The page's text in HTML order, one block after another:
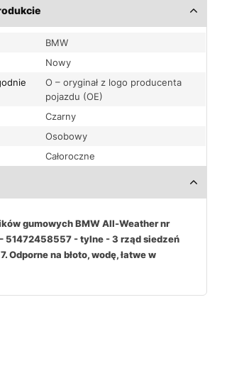
BMW
Nowy
O – oryginał z logo producenta
pojazdu (OE)
Czarny
Osobowy
Całoroczne
gumowych BMW All-Weather nr
51472458557 - tylne - 3 rząd siedzeń
Odporne na błoto, wodę, łatwe w